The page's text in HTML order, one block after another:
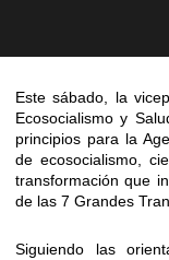
Este sábado, la
Ecosocialismo y
principios para la
de ecosocialismo,
transformación que
de las 7 Grandes
Siguiendo las